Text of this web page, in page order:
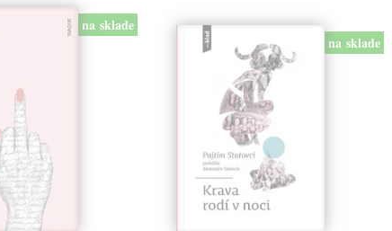
na sklade
na sklade